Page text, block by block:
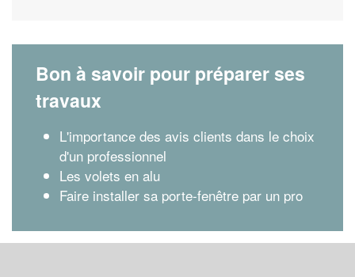
Bon à savoir pour préparer ses
travaux
L'importance des avis clients dans le choix
d'un professionnel
Les volets en alu
Faire installer sa porte-fenêtre par un pro